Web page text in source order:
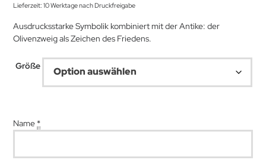
bis
47,99 €
Lieferzeit: 10 Werktage nach Druckfreigabe
Ausdrucksstarke Symbolik kombiniert mit der Antike: der
Olivenzweig als Zeichen des Friedens.
Größe
Name *